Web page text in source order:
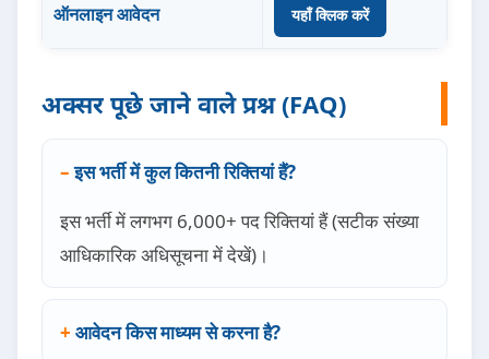
ऑनलाइन आवेदन यहाँ क्लिक करें
अक्सर पूछे जाने वाले प्रश्न (FAQ)
इस भर्ती में कुल कितनी रिक्तियां हैं?
इस भर्ती में लगभग 6,000+ पद रिक्तियां हैं (सटीक संख्या
आधिकारिक अधिसूचना में देखें)।
आवेदन किस माध्यम से करना है?